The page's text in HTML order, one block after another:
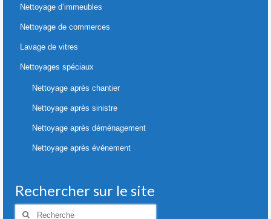
Nettoyage d’immeubles
Nettoyage de commerces
Lavage de vitres
Nettoyages spéciaux
Nettoyage après chantier
Nettoyage après sinistre
Nettoyage après déménagement
Nettoyage après événement
Rechercher sur le site
Rechercher